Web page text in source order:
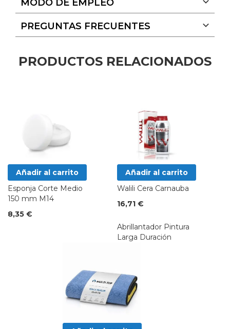
MODO DE EMPLEO
PREGUNTAS FRECUENTES
PRODUCTOS RELACIONADOS
Añadir al carrito
Esponja Corte Medio
150 mm M14
8,35 €
Añadir al carrito
Walili Cera Carnauba
16,71 €
Abrillantador Pintura
Larga Duración